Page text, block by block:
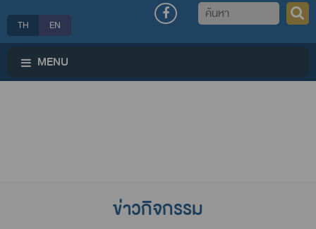
TH EN
ค้นหา
MENU
ข่าวกิจกรรม